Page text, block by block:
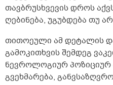
თავბრუსხვევის დროს
ღებინება, უგუბდება თუ
თითოეული ამ დეტალის
გამოკითხვის შემდეგ
ნევროლოგიურ
გვეხმარება,